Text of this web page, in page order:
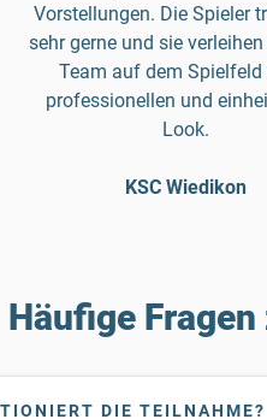
Vorstellungen. Die Spieler
sehr gerne und sie
Team auf dem Spielfeld
professionellen und
Look.
KSC Wiedikon
Häufige
DIE TEILNAHME?